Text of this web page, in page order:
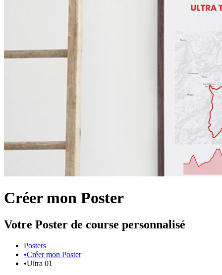
Créer mon Poster
Votre Poster de course personnalisé
Posters
•Créer mon Poster
•Ultra 01